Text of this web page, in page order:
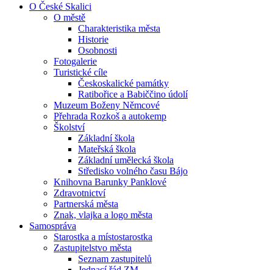
O České Skalici
O městě
Charakteristika města
Historie
Osobnosti
Fotogalerie
Turistické cíle
Českoskalické památky
Ratibořice a Babiččino údolí
Muzeum Boženy Němcové
Přehrada Rozkoš a autokemp
Školství
Základní škola
Mateřská škola
Základní umělecká škola
Středisko volného času Bájo
Knihovna Barunky Panklové
Zdravotnictví
Partnerská města
Znak, vlajka a logo města
Samospráva
Starostka a místostarostka
Zastupitelstvo města
Seznam zastupitelů